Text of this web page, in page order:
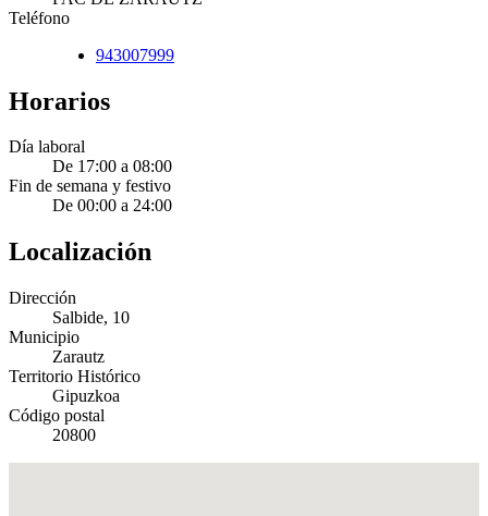
Teléfono
943007999
Horarios
Día laboral
De 17:00 a 08:00
Fin de semana y festivo
De 00:00 a 24:00
Localización
Dirección
Salbide, 10
Municipio
Zarautz
Territorio Histórico
Gipuzkoa
Código postal
20800